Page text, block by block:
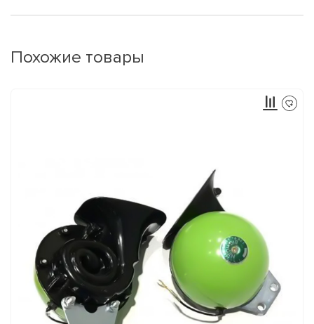
Похожие товары